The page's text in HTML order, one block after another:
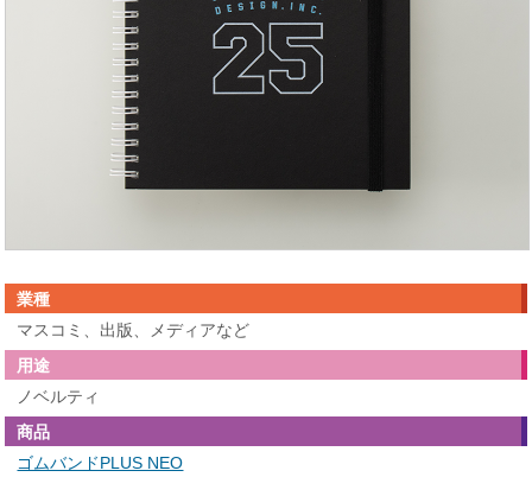
業種
マスコミ、出版、メディアなど
用途
ノベルティ
商品
ゴムバンドPLUS NEO